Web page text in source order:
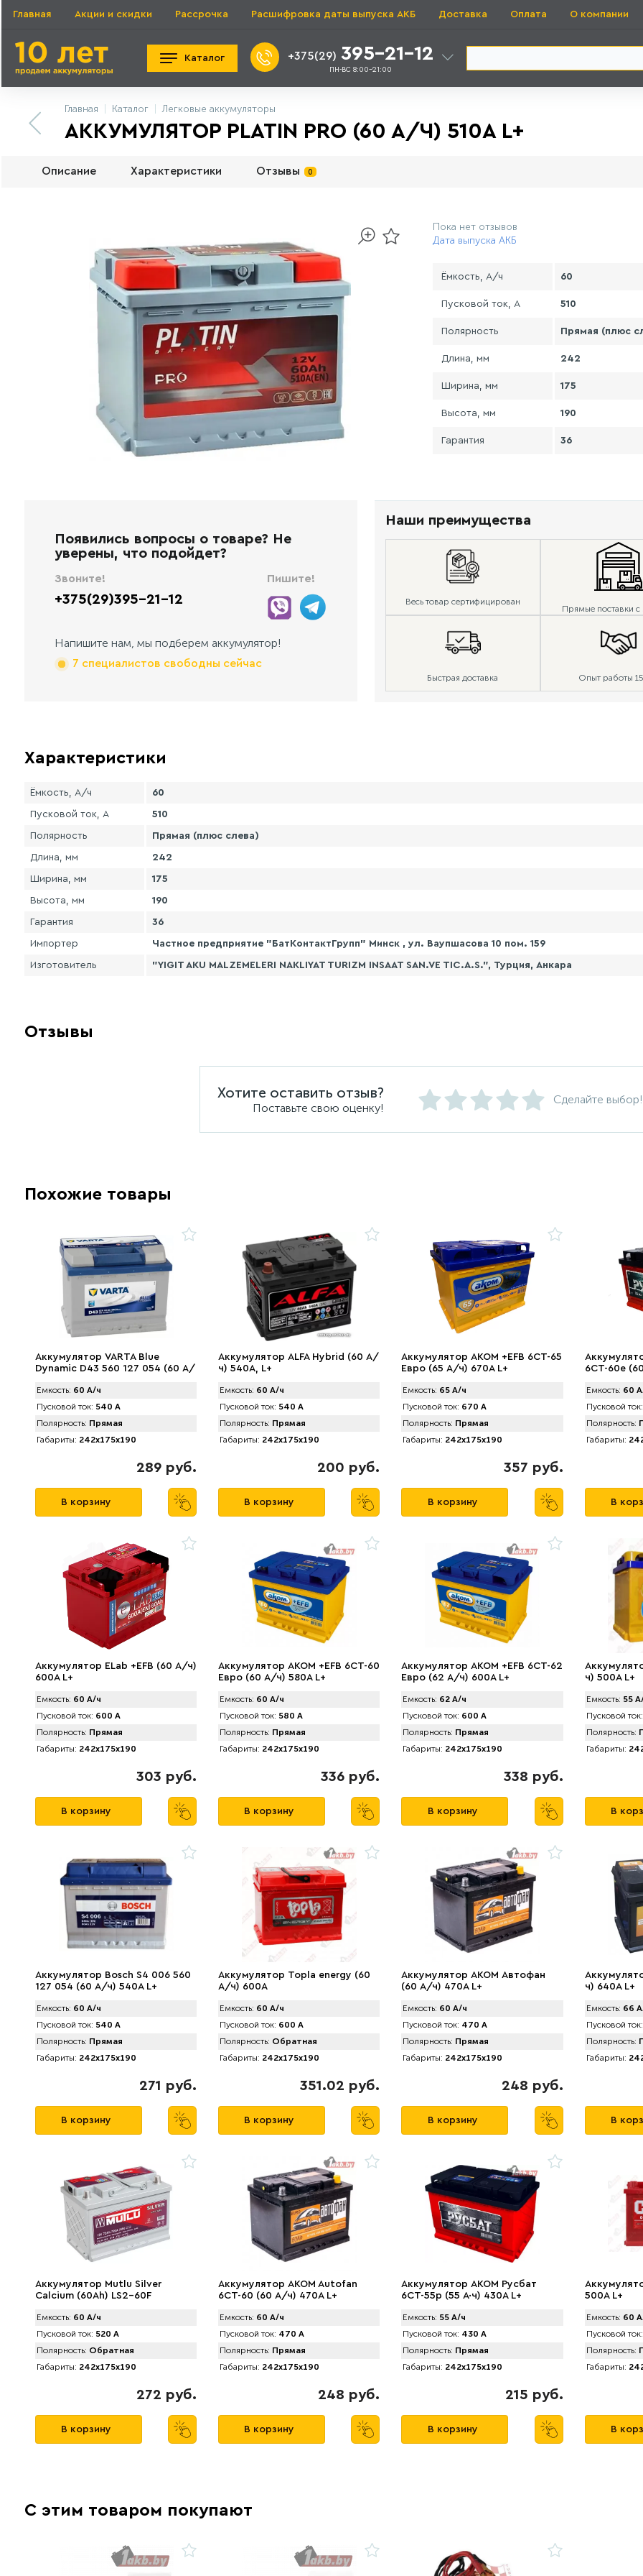
Главная Акции и скидки Рассрочка Расшифровка даты выпуска АКБ Доставка Оплата О компании
Каталог +375(29) 395-21-12
ПН-ВС 8:00-21:00
Главная Каталог Легковые аккумуляторы
АККУМУЛЯТОР PLATIN PRO (60 A/Ч) 510A L+
Описание Характеристики Отзывы 0
Пока нет отзывов
Дата выпуска АКБ
Ёмкость, А/ч 60
Пусковой ток, А 510
Полярность Прямая (плюс
Длина, мм 242
Ширина, мм 175
Высота, мм 190
Гарантия 36
Появились вопросы о товаре? Не
уверены, что подойдет?
Звоните!
+375(29)395-21-12
Пишите!
Напишите нам, мы подберем аккумулятор!
7 специалистов свободны сейчас
Наши преимущества
Весь товар сертифицирован
Прямые поставки с
Быстрая доставка Опыт работы
Характеристики
Ёмкость, А/ч 60
Пусковой ток, А 510
Полярность Прямая (плюс слева)
Длина, мм 242
Ширина, мм 175
Высота, мм 190
Гарантия 36
Импортер Частное предприятие "БатКонтактГрупп" Минск , ул. Ваупшасова 10 пом. 159
Изготовитель "YIGIT AKU MALZEMELERI NAKLIYAT TURIZM INSAAT SAN.VE TIC.A.S.", Турция, Анкара
Отзывы
Хотите оставить отзыв?
Поставьте свою оценку!
Сделайте выбор!
Похожие товары
Аккумулятор VARTA Blue
Dynamic D43 560 127 054 (60 А/
Емкость: 60 А/ч
Пусковой ток: 540 А
Полярность: Прямая
Габариты: 242x175x190
289 руб.
В корзину
Аккумулятор ALFA Hybrid (60 А/
ч) 540A, L+
Емкость: 60 А/ч
Пусковой ток: 540 А
Полярность: Прямая
Габариты: 242x175x190
200 руб.
В корзину
Аккумулятор AKOM +EFB 6CT-65
Евро (65 А/ч) 670А L+
Емкость: 65 А/ч
Пусковой ток: 670 А
Полярность: Прямая
Габариты: 242x175x190
357 руб.
В корзину
6СТ-60е
Емкость: 60
Пусковой ток:
Полярность:
Габариты:
В
Аккумулятор ELab +EFB (60 А/ч)
600A L+
Емкость: 60 А/ч
Пусковой ток: 600 А
Полярность: Прямая
Габариты: 242x175x190
303 руб.
В корзину
Аккумулятор AKOM +EFB 6CT-60
Евро (60 А/ч) 580А L+
Емкость: 60 А/ч
Пусковой ток: 580 А
Полярность: Прямая
Габариты: 242x175x190
336 руб.
В корзину
Аккумулятор AKOM +EFB 6CT-62
Евро (62 А/ч) 600А L+
Емкость: 62 А/ч
Пусковой ток: 600 А
Полярность: Прямая
Габариты: 242x175x190
338 руб.
В корзину
ч) 500А L+
Емкость: 55
Пусковой ток:
Полярность:
Габариты:
В
Аккумулятор Bosch S4 006 560
127 054 (60 А/ч) 540A L+
Емкость: 60 А/ч
Пусковой ток: 540 А
Полярность: Прямая
Габариты: 242x175x190
271 руб.
В корзину
Аккумулятор Topla energy (60
А/ч) 600А
Емкость: 60 А/ч
Пусковой ток: 600 А
Полярность: Обратная
Габариты: 242x175x190
351.02 руб.
В корзину
Аккумулятор AКОМ Автофан
(60 А/ч) 470A L+
Емкость: 60 А/ч
Пусковой ток: 470 А
Полярность: Прямая
Габариты: 242x175x190
248 руб.
В корзину
ч) 640A L+
Емкость: 66
Пусковой ток:
Полярность:
Габариты:
В
Аккумулятор Mutlu Silver
Calcium (60Ah) LS2-60F
Емкость: 60 А/ч
Пусковой ток: 520 А
Полярность: Обратная
Габариты: 242x175x190
272 руб.
В корзину
Аккумулятор AKOM Autofan
6СТ-60 (60 А/ч) 470А L+
Емкость: 60 А/ч
Пусковой ток: 470 А
Полярность: Прямая
Габариты: 242x175x190
248 руб.
В корзину
Аккумулятор AKOM Русбат
6СТ-55р (55 А·ч) 430A L+
Емкость: 55 А/ч
Пусковой ток: 430 А
Полярность: Прямая
Габариты: 242x175x190
215 руб.
В корзину
500A L+
Емкость: 60
Пусковой ток:
Полярность:
Габариты:
В
С этим товаром покупают